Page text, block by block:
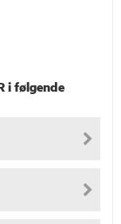
i følgende